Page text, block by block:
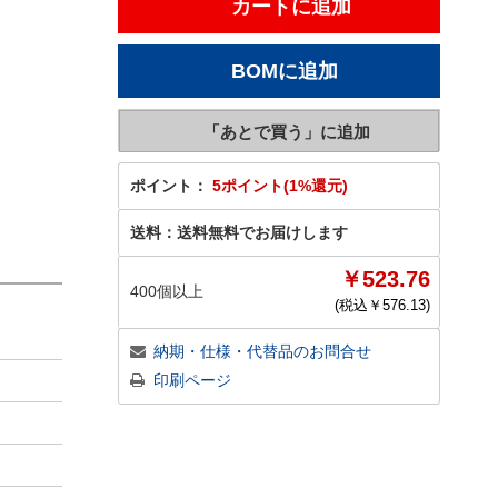
ポイント： 5ポイント(1%還元)
送料： 送料無料でお届けします
400個以上 ￥523.76
(税込￥ 576.13)
納期・仕様・代替品のお問合せ
印刷ページ